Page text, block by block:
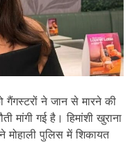
गैंगस्टरों ने जान से मारने की
मांगी गई है। हिमांशी खुराना
पुलिस में शिकायत